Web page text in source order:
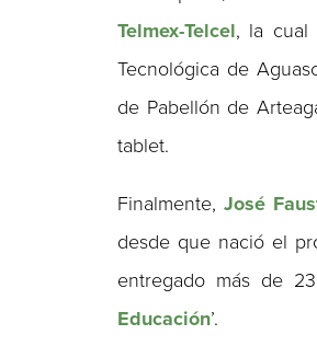
Telmex-Telcel, la cual
Tecnológica de
de Pabellón de
tablet.
Finalmente,José
desde que nació el
entregado más de
Educación’.